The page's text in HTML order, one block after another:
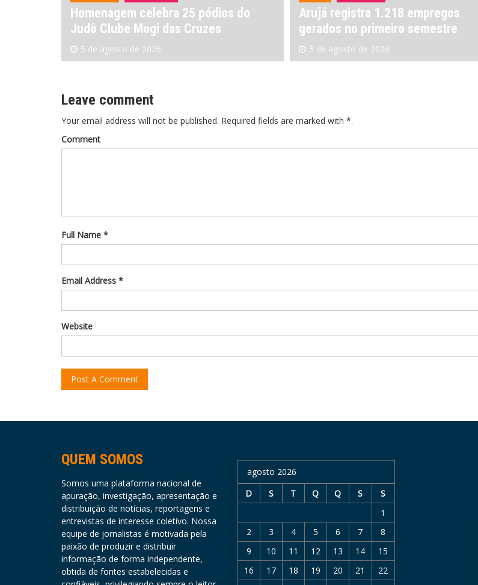
Arujá registra 1.218 empregos
gerados no primeiro semestre
5 de agosto de 2026
Mulheres ganham destaque na
abertura do Agosto Lilás em Ferraz
5 de agosto de 2026
Leave comment
Your email address will not be published. Required fields are marked with *.
Comment
Full Name *
Email Address *
Website
QUEM SOMOS
Somos uma plataforma nacional de
apuração, investigação, apresentação e
distribuição de notícias, reportagens e
entrevistas de interesse coletivo. Nossa
equipe de jornalistas é motivada pela
paixão de produzir e distribuir
informação de forma independente,
obtida de fontes estabelecidas e
agosto 2026
D
S T Q Q S
S
1
2
3 4 5 6 7
8
9
10 11 12 13 14
15
16
17 18 19 20 21
22